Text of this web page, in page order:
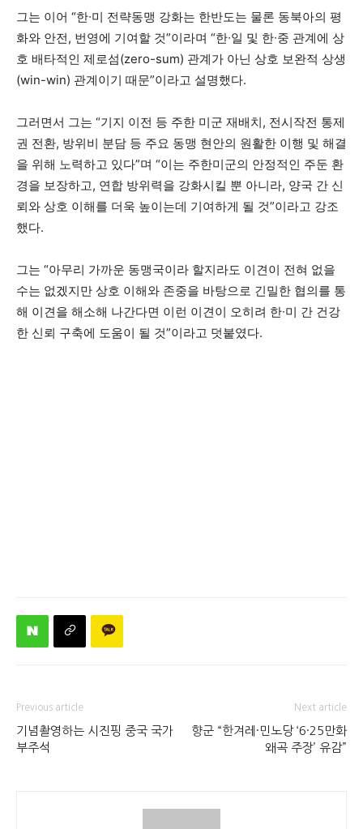
그는 이어 “한∙미 전략동맹 강화는 한반도는 물론 동북아의 평
화와 안전, 번영에 기여할 것”이라며 “한∙일 및 한∙중 관계에 상
호 배타적인 제로섬(zero-sum) 관계가 아닌 상호 보완적 상생
(win-win) 관계이기 때문”이라고 설명했다.
그러면서 그는 “기지 이전 등 주한 미군 재배치, 전시작전 통제
권 전환, 방위비 분담 등 주요 동맹 현안의 원활한 이행 및 해결
을 위해 노력하고 있다”며 “이는 주한미군의 안정적인 주둔 환
경을 보장하고, 연합 방위력을 강화시킬 뿐 아니라, 양국 간 신
뢰와 상호 이해를 더욱 높이는데 기여하게 될 것”이라고 강조
했다.
그는 “아무리 가까운 동맹국이라 할지라도 이견이 전혀 없을
수는 없겠지만 상호 이해와 존중을 바탕으로 긴밀한 협의를 통
해 이견을 해소해 나간다면 이런 이견이 오히려 한∙미 간 건강
한 신뢰 구축에 도움이 될 것”이라고 덧붙였다.
Previous article
기념촬영하는 시진핑 중국 국가
부주석
Next article
향군 “한겨레·민노당 ‘6·25만화
왜곡 주장’ 유감”